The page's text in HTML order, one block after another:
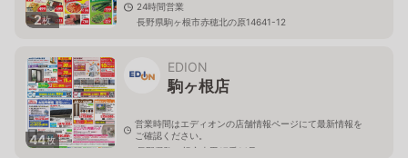
2枚
24時間営業
長野県駒ヶ根市赤穂北の原14641-12
44枚
EDION
駒ヶ根店
営業時間はエディオンの店舗情報ページにて最新情報を
ご確認ください。
長野県駒ヶ根市南田17番14号